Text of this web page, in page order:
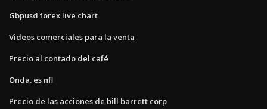
Gbpusd forex live chart
Videos comerciales para la venta
Precio al contado del café
Onda. es nfl
Precio de las acciones de bill barrett corp